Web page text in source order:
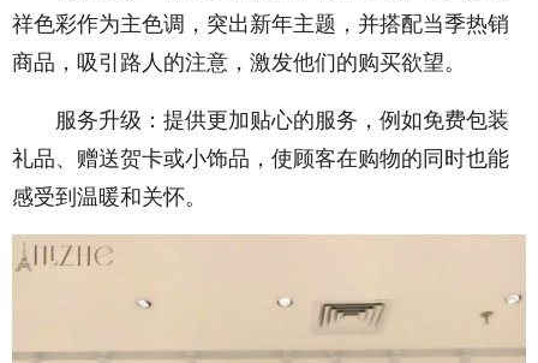
祥色彩作为主色调，突出新年主题，并搭配当季热销
商品，吸引路人的注意，激发他们的购买欲望。
服务升级：提供更加贴心的服务，例如免费包装
礼品、赠送贺卡或小饰品，使顾客在购物的同时也能
感受到温暖和关怀。